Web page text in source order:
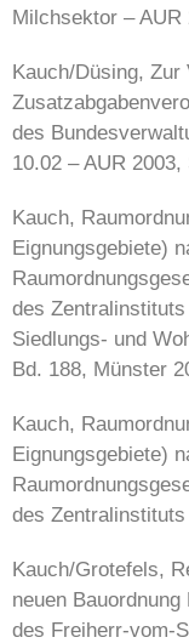
Milchsektor – AUR
Kauch/Düsing,
des
10.02 – AUR 2003,
Kauch,
Eignungsgebiete)
des
Siedlungs- und
Bd. 188, Münster
Kauch,
Eignungsgebiete)
des
Kauch/Grotefels,
neuen
des Freiherr-vom-